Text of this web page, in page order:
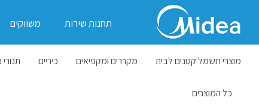
תחנות שירות
משווקים
מוצרי חשמל קטנים לבית מקררים ומקפיאים כיריים
כל המוצרים